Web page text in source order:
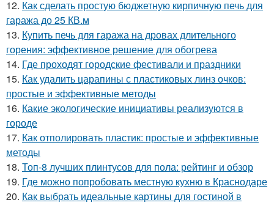
12. Как сделать простую бюджетную кирпичную печь для
гаража до 25 КВ.м
13. Купить печь для гаража на дровах длительного
горения: эффективное решение для обогрева
14. Где проходят городские фестивали и праздники
15. Как удалить царапины с пластиковых линз очков:
простые и эффективные методы
16. Какие экологические инициативы реализуются в
городе
17. Как отполировать пластик: простые и эффективные
методы
18. Топ-8 лучших плинтусов для пола: рейтинг и обзор
19. Где можно попробовать местную кухню в Краснодаре
20. Как выбрать идеальные картины для гостиной в